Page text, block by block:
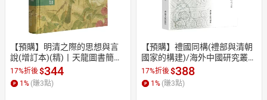
【預購】明清之際的思想與言
說(增訂本)(精)丨天龍圖書簡體
字專賣店丨9787224145496 (tl
2610)
17%折後$344
1 % (賺3點)
【預購】禮國同構(禮部與清朝
國家的構建)/海外中國研究叢書
丨天龍圖書簡體字專賣店丨978
7214313836 (tl2610)
17%折後$388
1 % (賺3點)